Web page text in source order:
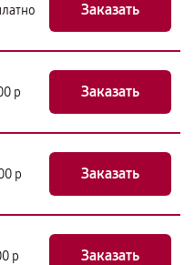
Заказать
р Заказать
р Заказать
р Заказать